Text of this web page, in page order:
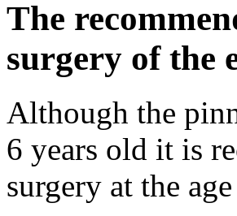
The
surgery of the
Although the
6 years old it is
surgery at the